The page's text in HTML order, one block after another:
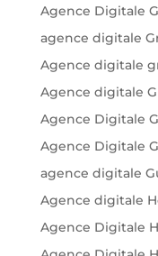
Agence Digitale
agence digitale
Agence digitale
Agence digitale
Agence Digitale
Agence Digitale
agence digitale
Agence digitale
Agence Digitale